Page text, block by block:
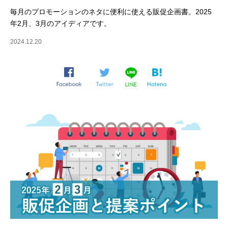
毎月のプロモーションのネタに便利に使える販促企画書。2025
年2月、3月のアイディアです。
2024.12.20